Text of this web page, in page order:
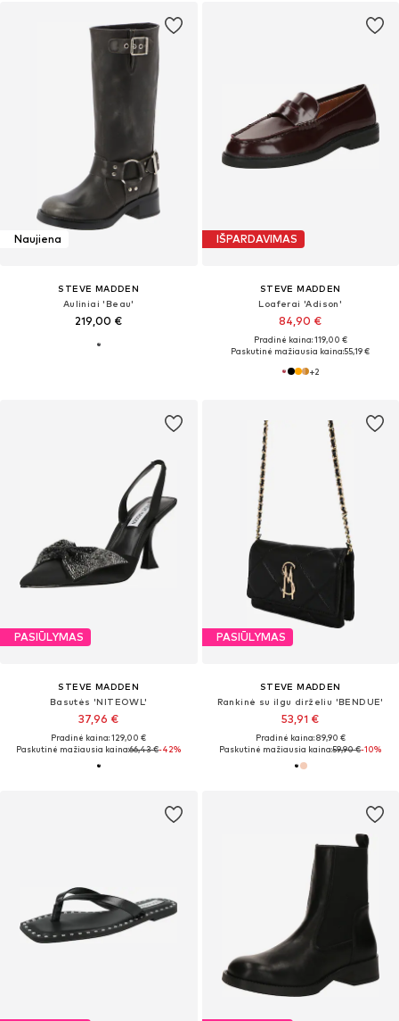
Naujiena
STEVE MADDEN
Auliniai 'Beau'
219,00 €
IŠPARDAVIMAS
STEVE MADDEN
Loaferai 'Adison'
84,90 €
Pradinė kaina: 119,00 €
Paskutinė mažiausia kaina:55,19 €
+2
PASIŪLYMAS
STEVE MADDEN
Basutės 'NITEOWL'
37,96 €
Pradinė kaina: 129,00 €
Paskutinė mažiausia kaina:66,43 €-42%
PASIŪLYMAS
STEVE MADDEN
Rankinė su ilgu dirželiu 'BENDUE'
53,91 €
Pradinė kaina: 89,90 €
Paskutinė mažiausia kaina:59,90 €-10%